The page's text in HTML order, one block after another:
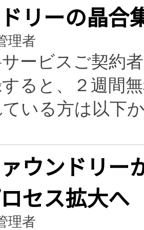
リーの晶合
理者
ービスご契約
ると、２週間
いる方は以下
ウンドリー
セス拡大へ
理者